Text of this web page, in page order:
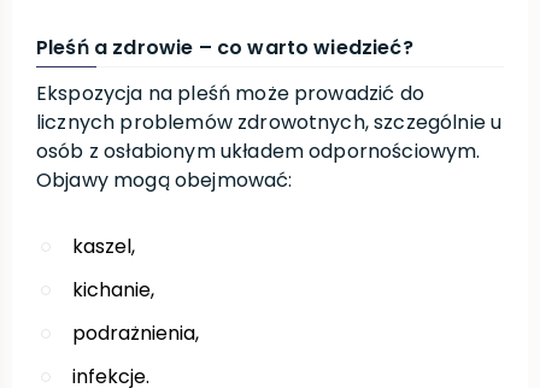
Pleśń a zdrowie – co warto wiedzieć?
Ekspozycja na pleśń może prowadzić do
licznych problemów zdrowotnych, szczególnie u
osób z osłabionym układem odpornościowym.
Objawy mogą obejmować:
kaszel,
kichanie,
podrażnienia,
infekcje.